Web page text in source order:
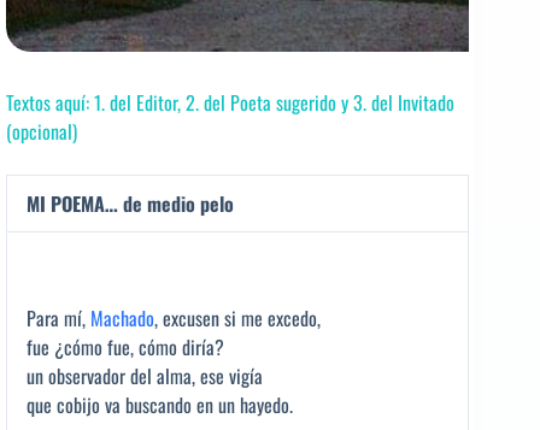
Textos aquí: 1. del Editor, 2. del Poeta sugerido y 3. del Invitado
(opcional)
MI POEMA… de medio pelo
Para mí, Machado, excusen si me excedo,
fue ¿cómo fue, cómo diría?
un observador del alma, ese vigía
que cobijo va buscando en un hayedo.